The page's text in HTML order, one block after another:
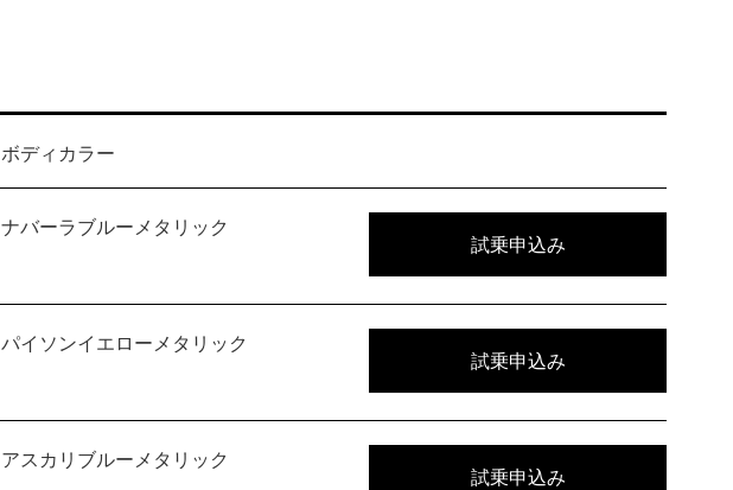
ボディカラー
ナバーラブルーメタリック
試乗申込み
パイソンイエローメタリック
試乗申込み
アスカリブルーメタリック
試乗申込み